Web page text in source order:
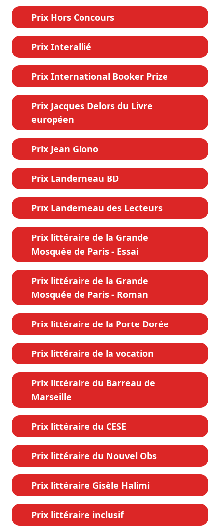
Prix Hors Concours
Prix Interallié
Prix International Booker Prize
Prix Jacques Delors du Livre
européen
Prix Jean Giono
Prix Landerneau BD
Prix Landerneau des Lecteurs
Prix littéraire de la Grande
Mosquée de Paris - Essai
Prix littéraire de la Grande
Mosquée de Paris - Roman
Prix littéraire de la Porte Dorée
Prix littéraire de la vocation
Prix littéraire du Barreau de
Marseille
Prix littéraire du CESE
Prix littéraire du Nouvel Obs
Prix littéraire Gisèle Halimi
Prix littéraire inclusif